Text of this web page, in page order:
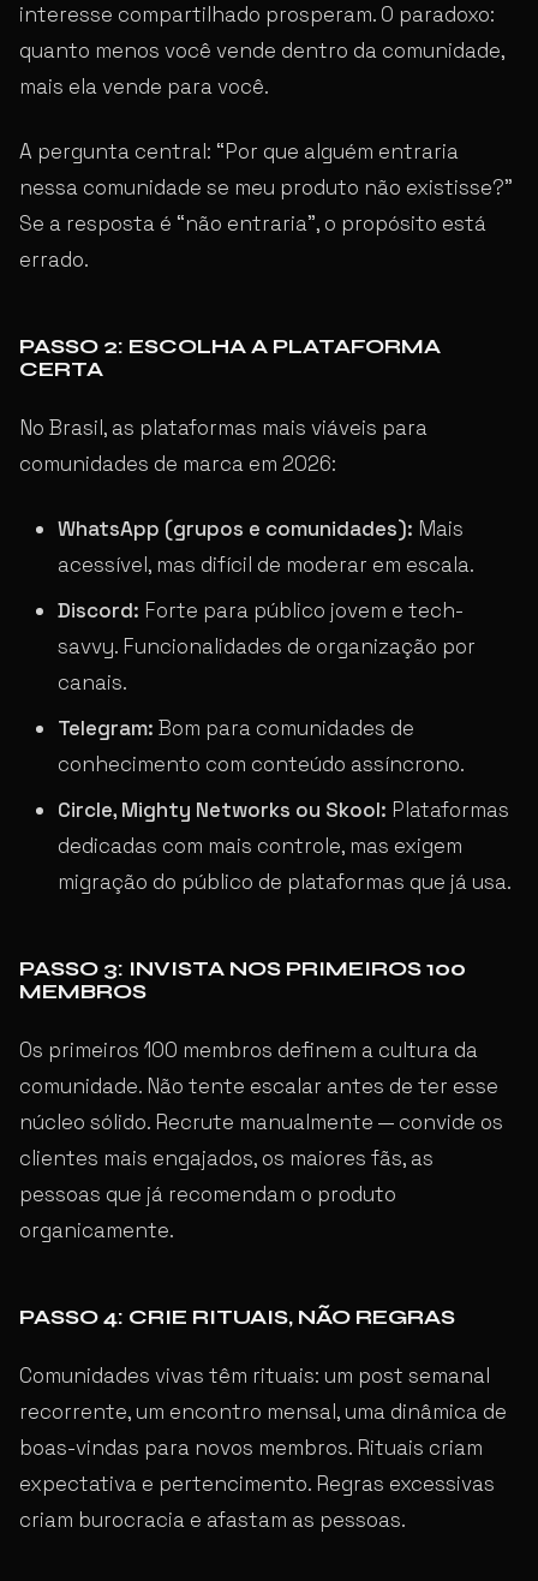
interesse compartilhado prosperam. O paradoxo:
quanto menos você vende dentro da comunidade,
mais ela vende para você.
A pergunta central: “Por que alguém entraria
nessa comunidade se meu produto não existisse?”
Se a resposta é “não entraria”, o propósito está
errado.
PASSO 2: ESCOLHA A PLATAFORMA
CERTA
No Brasil, as plataformas mais viáveis para
comunidades de marca em 2026:
WhatsApp (grupos e comunidades): Mais
acessível, mas difícil de moderar em escala.
Discord: Forte para público jovem e tech-
savvy. Funcionalidades de organização por
canais.
Telegram: Bom para comunidades de
conhecimento com conteúdo assíncrono.
Circle, Mighty Networks ou Skool: Plataformas
dedicadas com mais controle, mas exigem
migração do público de plataformas que já usa.
PASSO 3: INVISTA NOS PRIMEIROS 100
MEMBROS
Os primeiros 100 membros definem a cultura da
comunidade. Não tente escalar antes de ter esse
núcleo sólido. Recrute manualmente — convide os
clientes mais engajados, os maiores fãs, as
pessoas que já recomendam o produto
organicamente.
PASSO 4: CRIE RITUAIS, NÃO REGRAS
Comunidades vivas têm rituais: um post semanal
recorrente, um encontro mensal, uma dinâmica de
boas-vindas para novos membros. Rituais criam
expectativa e pertencimento. Regras excessivas
criam burocracia e afastam as pessoas.